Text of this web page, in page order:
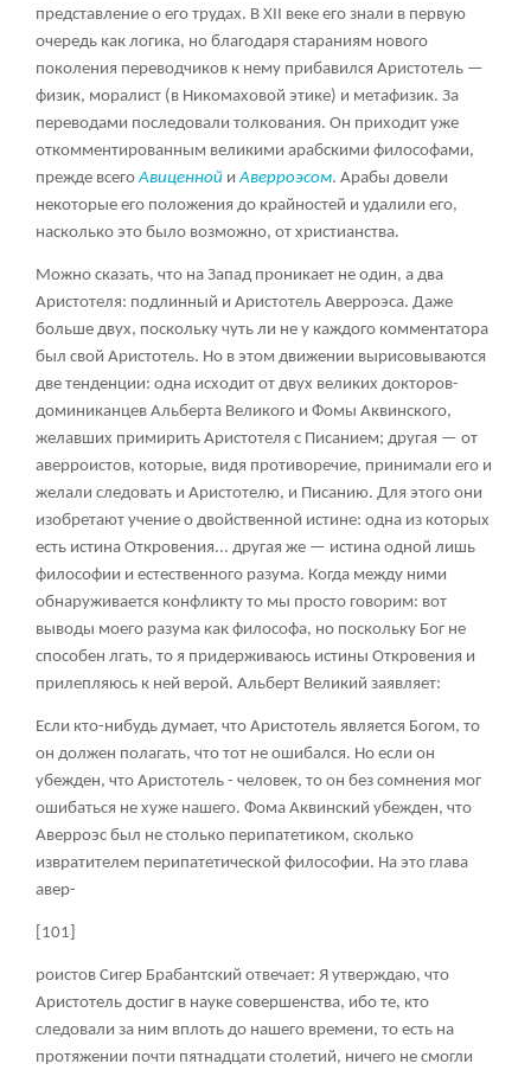
представление о его трудах. В XII веке его знали в первую
очередь как логика, но благодаря стараниям нового
поколения переводчиков к нему прибавился Аристотель —
физик, моралист (в Никомаховой этике) и метафизик. За
переводами последовали толкования. Он приходит уже
откомментированным великими арабскими философами,
прежде всегоАвиценной иАверроэсом. Арабы довели
некоторые его положения до крайностей и удалили его,
насколько это было возможно, от христианства.
Можно сказать, что на Запад проникает не один, а два
Аристотеля: подлинный и Аристотель Аверроэса. Даже
больше двух, поскольку чуть ли не у каждого комментатора
был свой Аристотель. Но в этом движении вырисовываются
две тенденции: одна исходит от двух великих докторов-
доминиканцев Альберта Великого и Фомы Аквинского,
желавших примирить Аристотеля с Писанием; другая — от
аверроистов, которые, видя противоречие, принимали его и
желали следовать и Аристотелю, и Писанию. Для этого они
изобретают учение о двойственной истине: одна из которых
есть истина Откровения... другая же — истина одной лишь
философии и естественного разума. Когда между ними
обнаруживается конфликту то мы просто говорим: вот
выводы моего разума как философа, но поскольку Бог не
способен лгать, то я придерживаюсь истины Откровения и
прилепляюсь к ней верой. Альберт Великий заявляет:
Если кто-нибудь думает, что Аристотель является Богом, то
он должен полагать, что тот не ошибался. Но если он
убежден, что Аристотель - человек, то он без сомнения мог
ошибаться не хуже нашего. Фома Аквинский убежден, что
Аверроэс был не столько перипатетиком, сколько
извратителем перипатетической философии. На это глава
авер-
[101]
роистов Сигер Брабантский отвечает: Я утверждаю, что
Аристотель достиг в науке совершенства, ибо те, кто
следовали за ним вплоть до нашего времени, то есть на
протяжении почти пятнадцати столетий, ничего не смогли